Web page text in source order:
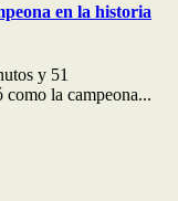
en la historia
y 51
la campeona...